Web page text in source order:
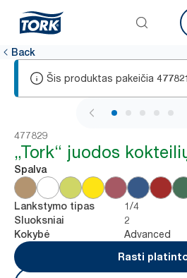
Back
Šis produktas pakeičia 477821
1 / 5
477829
„Tork“ juodos
Spalva
Lankstymo tipas 1/4
Sluoksniai 2
Kokybė
Advanced
Rasti